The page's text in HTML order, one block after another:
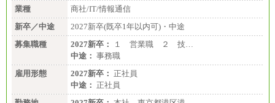
地により異なる。
〈東京・神奈川〉210,000 円
〈大阪・兵庫〉200,000 円
〈愛知〉194,500 円 〈福
岡〉185,000円
※基本給のみ（地域手当なし）
※試用期間中も給与変更なし
中途：
【阪急交通社】
◆正社員/総合職
業種
商社/IT/情報通信
新卒／中途
2027新卒(既卒1年以内可)・中途
募集職種
2027新卒：
１ 営業職 ２ 技…
中途： 事務職
雇用形態
2027新卒： 正社員
中途： 正社員